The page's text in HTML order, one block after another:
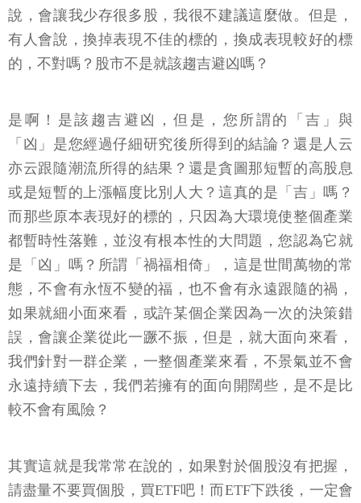
說，會讓我少存很多股，我很不建議這麼做。但是，
有人會說，換掉表現不佳的標的，換成表現較好的標
的，不對嗎？股市不是就該趨吉避凶嗎？
是啊！是該趨吉避凶，但是，您所謂的「吉」與
「凶」是您經過仔細研究後所得到的結論？還是人云
亦云跟隨潮流所得的結果？還是貪圖那短暫的高股息
或是短暫的上漲幅度比別人大？這真的是「吉」嗎？
而那些原本表現好的標的，只因為大環境使整個產業
都暫時性落難，並沒有根本性的大問題，您認為它就
是「凶」嗎？所謂「禍福相倚」，這是世間萬物的常
態，不會有永恆不變的福，也不會有永遠跟隨的禍，
如果就細小面來看，或許某個企業因為一次的決策錯
誤，會讓企業從此一蹶不振，但是，就大面向來看，
我們針對一群企業，一整個產業來看，不景氣並不會
永遠持續下去，我們若擁有的面向開闊些，是不是比
較不會有風險？
其實這就是我常常在說的，如果對於個股沒有把握，
請盡量不要買個股，買ETF吧！而ETF下跌後，一定會